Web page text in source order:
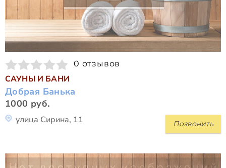
0 отзывов
САУНЫ И БАНИ
Добрая Банька
1000 руб.
Позвонить
улица Сирина, 11